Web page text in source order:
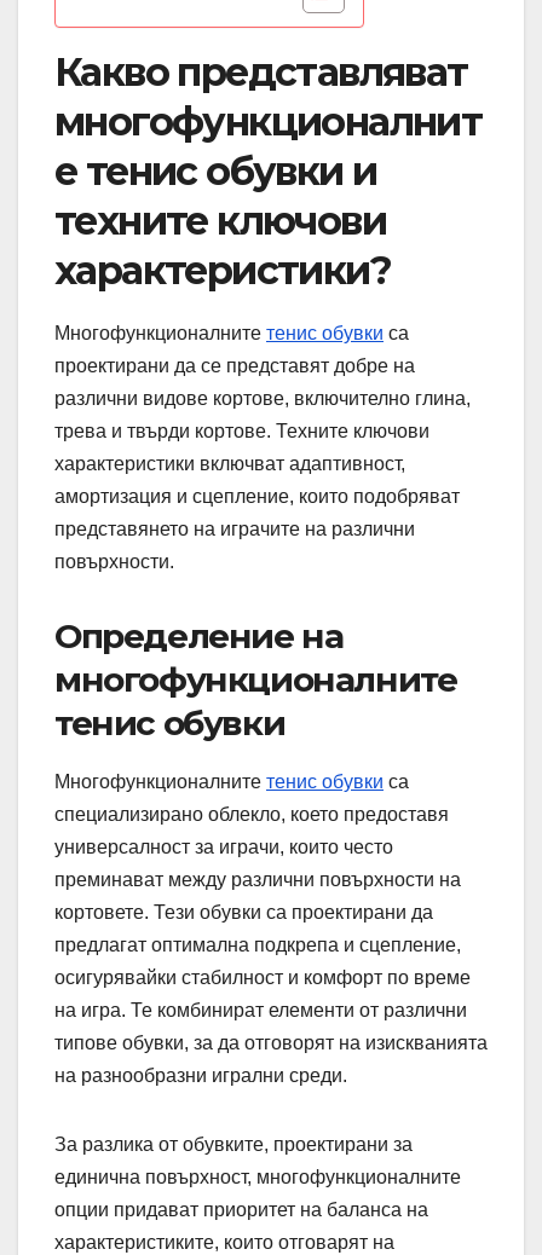
Какво представляват
многофункционалнит
е тенис обувки и
техните ключови
характеристики?
Многофункционалните тенис обувки са
проектирани да се представят добре на
различни видове кортове, включително глина,
трева и твърди кортове. Техните ключови
характеристики включват адаптивност,
амортизация и сцепление, които подобряват
представянето на играчите на различни
повърхности.
Определение на
многофункционалните
тенис обувки
Многофункционалните тенис обувки са
специализирано облекло, което предоставя
универсалност за играчи, които често
преминават между различни повърхности на
кортовете. Тези обувки са проектирани да
предлагат оптимална подкрепа и сцепление,
осигурявайки стабилност и комфорт по време
на игра. Те комбинират елементи от различни
типове обувки, за да отговорят на изискванията
на разнообразни игрални среди.
За разлика от обувките, проектирани за
единична повърхност, многофункционалните
опции придават приоритет на баланса на
характеристиките, които отговарят на